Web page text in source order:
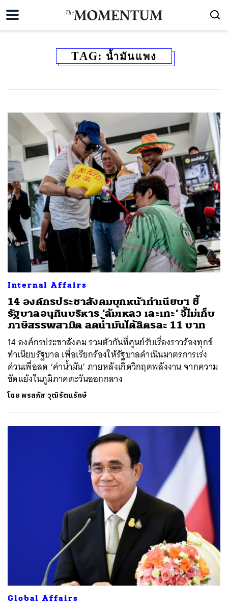
TAG: น้ำมันแพง
Internal Affairs
14 องค์กรประชาสังคมบุกหน้าทำเนียบฯ ชี้
รัฐบาลอนุทินบริหาร ‘ล้มเหลว เละเทะ’ จี้ไม่เก็บ
ภาษีสรรพสามิต ลดน้ำมันได้ลิตรละ 11 บาท
14 องค์กรประชาสังคม รวมตัวกันที่ศูนย์รับเรื่องราวร้องทุกข์
ทำเนียบรัฐบาล เพื่อเรียกร้องให้รัฐบาลดำเนินมาตรการเร่ง
ด่วนเพื่อลด ‘ค่าน้ำมัน’ ภายหลังเกิดวิกฤตพลังงาน จากความ
ขัดแย้งในภูมิภาคตะวันออกกลาง
โดยพรลภัส วุฒิรัตนรักษ์
Global Affairs
SHARE